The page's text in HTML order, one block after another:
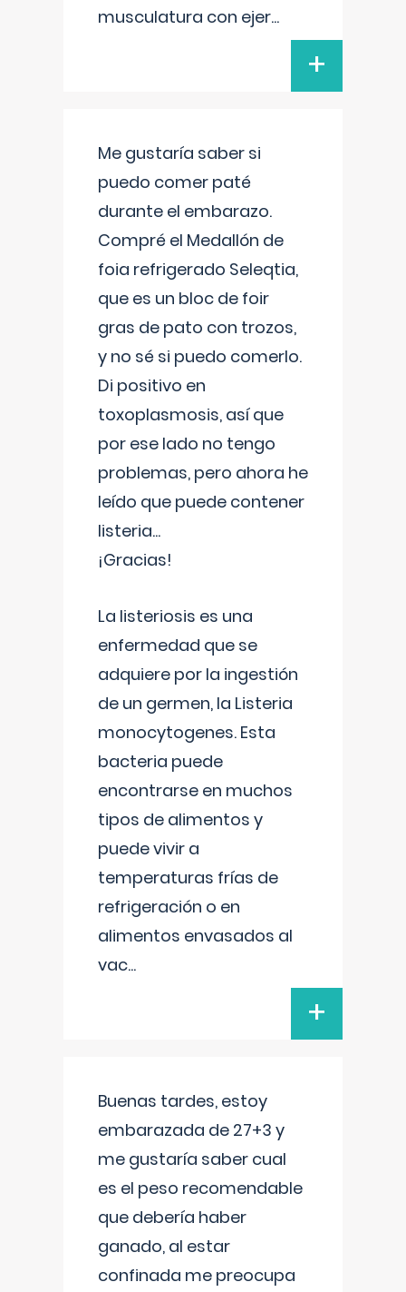
musculatura con ejer...
+
Me gustaría saber si
puedo comer paté
durante el embarazo.
Compré el Medallón de
foia refrigerado Seleqtia,
que es un bloc de foir
gras de pato con trozos,
y no sé si puedo comerlo.
Di positivo en
toxoplasmosis, así que
por ese lado no tengo
problemas, pero ahora he
leído que puede contener
listeria...
¡Gracias!
La listeriosis es una
enfermedad que se
adquiere por la ingestión
de un germen, la Listeria
monocytogenes. Esta
bacteria puede
encontrarse en muchos
tipos de alimentos y
puede vivir a
temperaturas frías de
refrigeración o en
alimentos envasados al
vac...
+
Buenas tardes, estoy
embarazada de 27+3 y
me gustaría saber cual
es el peso recomendable
que debería haber
ganado, al estar
confinada me preocupa